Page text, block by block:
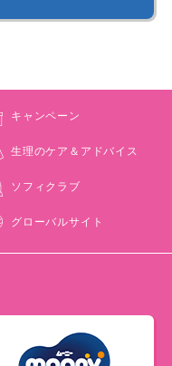
キャンペーン
生理のケア＆アドバイス
ソフィクラブ
グローバルサイト